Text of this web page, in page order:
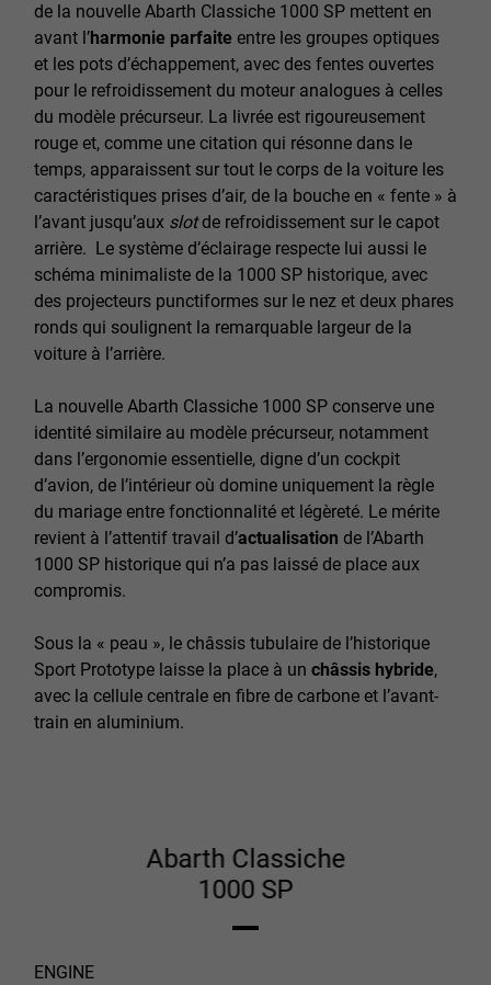
de la nouvelle Abarth Classiche 1000 SP mettent en
avant l’harmonie parfaite entre les groupes optiques
et les pots d’échappement, avec des fentes ouvertes
pour le refroidissement du moteur analogues à celles
du modèle précurseur. La livrée est rigoureusement
rouge et, comme une citation qui résonne dans le
temps, apparaissent sur tout le corps de la voiture les
caractéristiques prises d’air, de la bouche en « fente » à
l’avant jusqu’aux slotde refroidissement sur le capot
arrière. Le système d’éclairage respecte lui aussi le
schéma minimaliste de la 1000 SP historique, avec
des projecteurs punctiformes sur le nez et deux phares
ronds qui soulignent la remarquable largeur de la
voiture à l’arrière.
La nouvelle Abarth Classiche 1000 SP conserve une
identité similaire au modèle précurseur, notamment
dans l’ergonomie essentielle, digne d’un cockpit
d’avion, de l’intérieur où domine uniquement la règle
du mariage entre fonctionnalité et légèreté. Le mérite
revient à l’attentif travail d’actualisation de l’Abarth
1000 SP historique qui n’a pas laissé de place aux
compromis.
Sous la « peau », le châssis tubulaire de l’historique
Sport Prototype laisse la place à un châssis hybride,
avec la cellule centrale en fibre de carbone et l’avant-
train en aluminium.
Abarth Classiche
1000 SP
ENGINE